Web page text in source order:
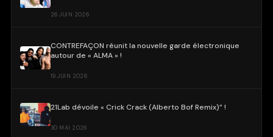
26 JUIN 2026
CONTREFAÇON réunit la nouvelle garde électronique
autour de « ALMA » !
19 JUIN 2026
21Lab dévoile « Crick Crack (Alberto Bof Remix)” !
30 MAI 2026